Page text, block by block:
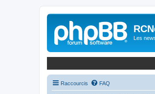
Les
Raccourcis FAQ